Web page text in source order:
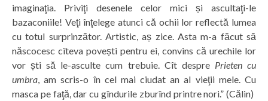
imaginaţia. Priviţi desenele celor mici și ascultaţi-le
bazaconiile! Veţi înţelege atunci că ochii lor reflectă lumea
cu totul surprinzător. Artistic, aș zice. Asta m-a făcut să
născocesc cîteva povești pentru ei, convins că urechile lor
vor ști să le-asculte cum trebuie. Cît despre Prieten cu
umbra, am scris-o în cel mai ciudat an al vieţii mele. Cu
masca pe faţă, dar cu gîndurile zburînd printre nori.” (Călin)